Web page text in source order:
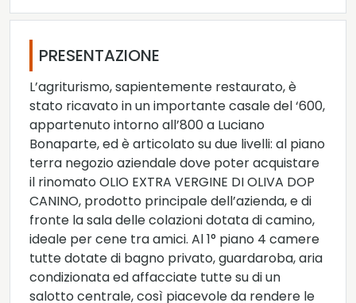
PRESENTAZIONE
L’agriturismo, sapientemente restaurato, è
stato ricavato in un importante casale del ‘600,
appartenuto intorno all’800 a Luciano
Bonaparte, ed è articolato su due livelli: al piano
terra negozio aziendale dove poter acquistare
il rinomato OLIO EXTRA VERGINE DI OLIVA DOP
CANINO, prodotto principale dell’azienda, e di
fronte la sala delle colazioni dotata di camino,
ideale per cene tra amici. Al 1° piano 4 camere
tutte dotate di bagno privato, guardaroba, aria
condizionata ed affacciate tutte su di un
salotto centrale, così piacevole da rendere le